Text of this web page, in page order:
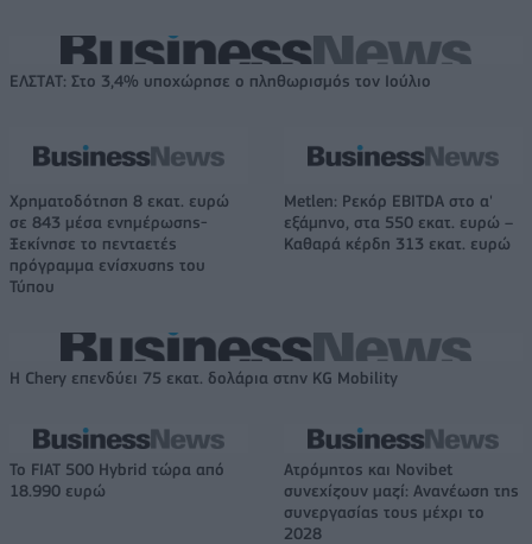
ΕΛΣΤΑΤ: Στο 3,4% υποχώρησε ο πληθωρισμός τον Ιούλιο
Χρηματοδότηση 8 εκατ. ευρώ
σε 843 μέσα ενημέρωσης-
Ξεκίνησε το πενταετές
πρόγραμμα ενίσχυσης του
Τύπου
Metlen: Ρεκόρ EBITDA στο α'
εξάμηνο, στα 550 εκατ. ευρώ –
Καθαρά κέρδη 313 εκατ. ευρώ
Η Chery επενδύει 75 εκατ. δολάρια στην KG Mobility
Το FIAT 500 Hybrid τώρα από
18.990 ευρώ
Ατρόμητος και Novibet
συνεχίζουν μαζί: Ανανέωση της
συνεργασίας τους μέχρι το
2028